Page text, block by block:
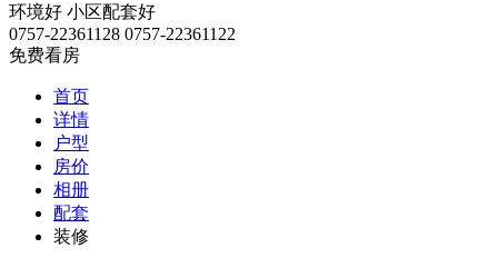
环境好 小区配套好
0757-22361128 0757-22361122
免费看房
首页
详情
户型
房价
相册
配套
装修